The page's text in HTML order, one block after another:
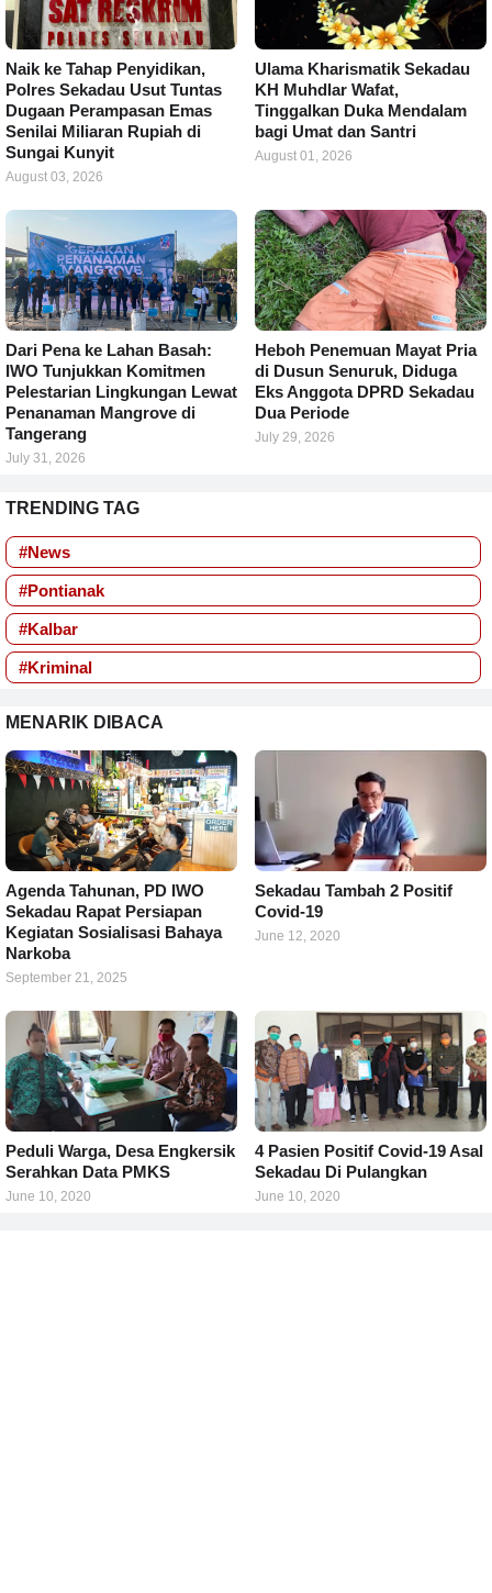
Naik ke Tahap Penyidikan,
Polres Sekadau Usut Tuntas
Dugaan Perampasan Emas
Senilai Miliaran Rupiah di
Sungai Kunyit
August 03, 2026
Ulama Kharismatik Sekadau
KH Muhdlar Wafat,
Tinggalkan Duka Mendalam
bagi Umat dan Santri
August 01, 2026
Dari Pena ke Lahan Basah:
IWO Tunjukkan Komitmen
Pelestarian Lingkungan Lewat
Penanaman Mangrove di
Tangerang
July 31, 2026
Heboh Penemuan Mayat Pria
di Dusun Senuruk, Diduga
Eks Anggota DPRD Sekadau
Dua Periode
July 29, 2026
TRENDING TAG
#News
#Pontianak
#Kalbar
#Kriminal
MENARIK DIBACA
Agenda Tahunan, PD IWO
Sekadau Rapat Persiapan
Kegiatan Sosialisasi Bahaya
Narkoba
September 21, 2025
Sekadau Tambah 2 Positif
Covid-19
June 12, 2020
Peduli Warga, Desa Engkersik
Serahkan Data PMKS
June 10, 2020
4 Pasien Positif Covid-19 Asal
Sekadau Di Pulangkan
June 10, 2020